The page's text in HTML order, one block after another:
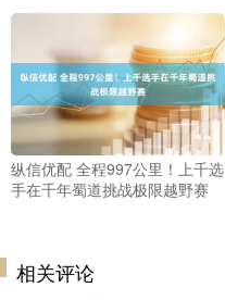
纵信优配 全程997公里！上千选
手在千年蜀道挑战极限越野赛
相关评论